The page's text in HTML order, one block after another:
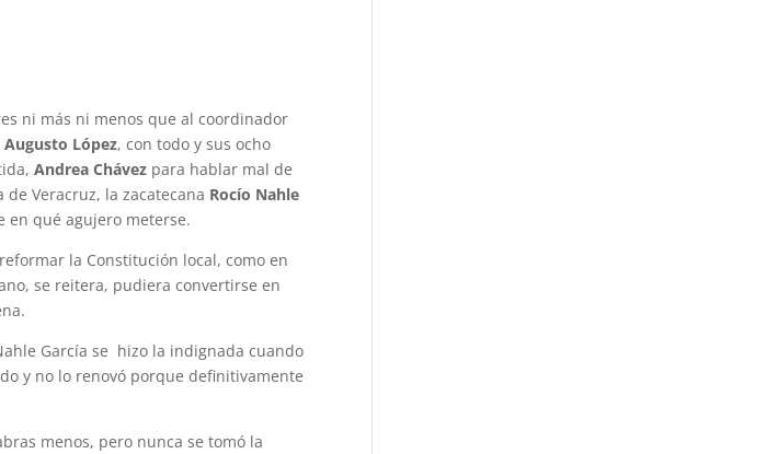
ni más ni menos que al coordinador
Augusto López, con todo y sus ocho
Andrea Chávez para hablar mal de
Veracruz, la zacatecana Rocío Nahle
en qué agujero meterse.
la Constitución local, como en
se reitera, pudiera convertirse en
García se hizo la indignada cuando
y no lo renovó porque definitivamente
menos, pero nunca se tomó la